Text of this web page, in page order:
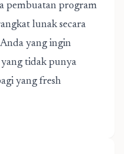
pembuatan program
lunak secara
yang ingin
tidak punya
yang fresh